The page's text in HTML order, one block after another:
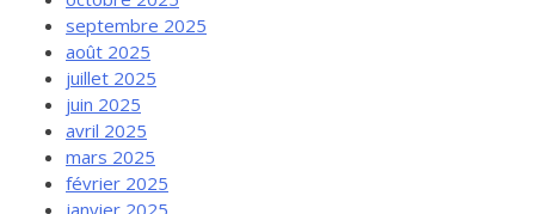
septembre 2025
août 2025
juillet 2025
juin 2025
avril 2025
mars 2025
février 2025